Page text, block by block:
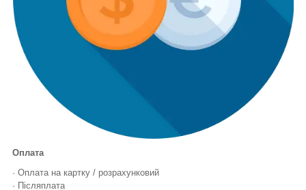
Оплата
· Оплата на картку / розрахунковий
· Післяплата